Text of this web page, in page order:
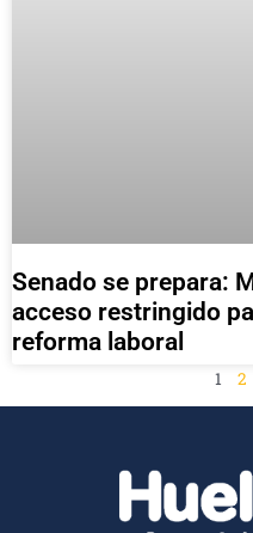
Senado se prepara:
acceso restringido
reforma laboral
1 2